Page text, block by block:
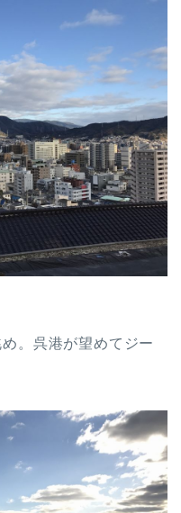
。呉港が望めてジー